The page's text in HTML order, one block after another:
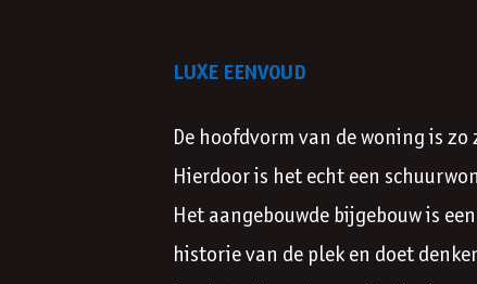
LUXE EENVOUD
De hoofdvorm van de woning is
Hierdoor is het echt een
Het aangebouwde bijgebouw is
historie van de plek en doet